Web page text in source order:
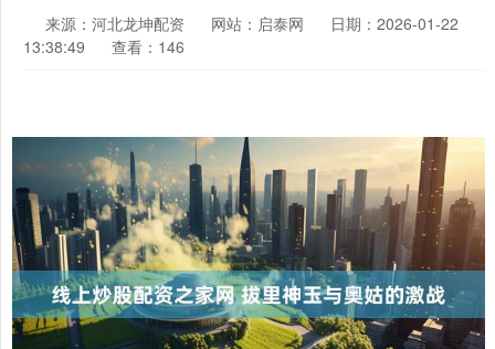
来源：河北龙坤配资 网站：启泰网
日期：2026-01-22
13:38:49
查看：146